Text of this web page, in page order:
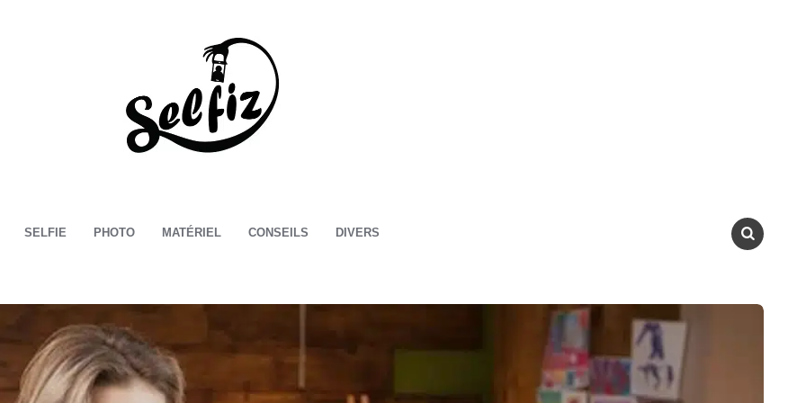
SELFIE PHOTO MATÉRIEL CONSEILS DIVERS